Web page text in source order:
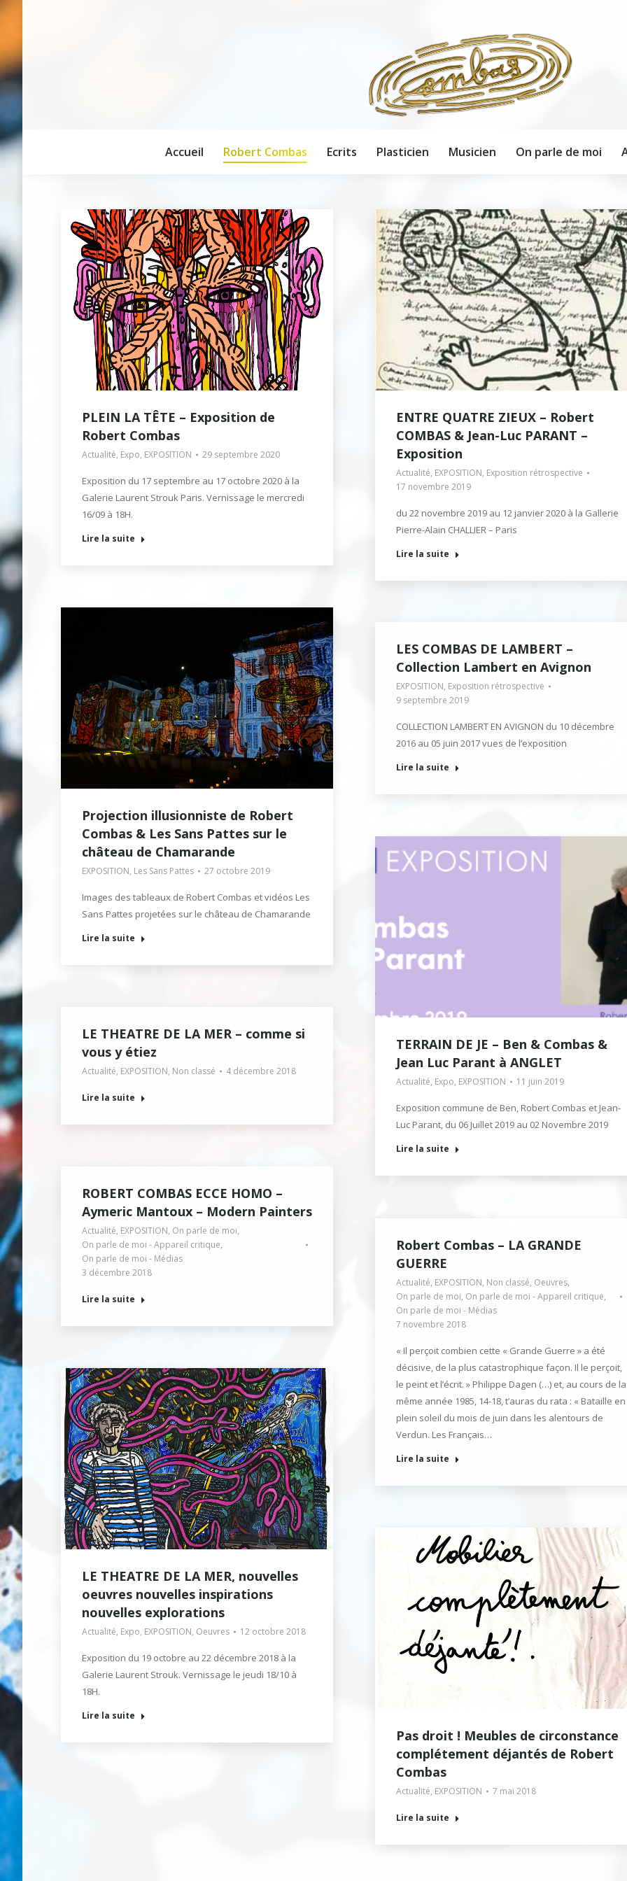
Accueil Robert Combas Ecrits Plasticien Musicien On parle de moi
PLEIN LA TÊTE – Exposition de
Robert Combas
Actualité, Expo, EXPOSITION 29 septembre 2020
Exposition du 17 septembre au 17 octobre 2020 à la
Galerie Laurent Strouk Paris. Vernissage le mercredi
16/09 à 18H.
Lire la suite
ENTRE QUATRE ZIEUX – Robert
COMBAS & Jean-Luc PARANT –
Exposition
Actualité, EXPOSITION, Exposition rétrospective
17 novembre 2019
du 22 novembre 2019 au 12 janvier 2020 à la Gallerie
Pierre-Alain CHALLIER – Paris
Lire la suite
Projection illusionniste de Robert
Combas & Les Sans Pattes sur le
château de Chamarande
EXPOSITION, Les Sans Pattes 27 octobre 2019
Images des tableaux de Robert Combas et vidéos Les
Sans Pattes projetées sur le château de Chamarande
Lire la suite
LES COMBAS DE LAMBERT –
Collection Lambert en Avignon
EXPOSITION, Exposition rétrospective
9 septembre 2019
COLLECTION LAMBERT EN AVIGNON du 10 décembre
2016 au 05 juin 2017 vues de l’exposition
Lire la suite
TERRAIN DE JE – Ben & Combas &
Jean Luc Parant à ANGLET
Actualité, Expo, EXPOSITION 11 juin 2019
Exposition commune de Ben, Robert Combas et Jean-
Luc Parant, du 06 Juillet 2019 au 02 Novembre 2019
Lire la suite
LE THEATRE DE LA MER – comme si
vous y étiez
Actualité, EXPOSITION, Non classé 4 décembre 2018
Lire la suite
ROBERT COMBAS ECCE HOMO –
Aymeric Mantoux – Modern Painters
Actualité, EXPOSITION, On parle de moi,
On parle de moi - Appareil critique,
On parle de moi - Médias
3 décembre 2018
Lire la suite
Robert Combas – LA GRANDE
GUERRE
Actualité, EXPOSITION, Non classé, Oeuvres,
On parle de moi, On parle de moi - Appareil critique,
On parle de moi - Médias
7 novembre 2018
« Il perçoit combien cette « Grande Guerre » a été
décisive, de la plus catastrophique façon. Il le perçoit,
le peint et l’écrit. » Philippe Dagen (…) et, au cours de la
même année 1985, 14-18, t’auras du rata : « Bataille en
plein soleil du mois de juin dans les alentours de
Verdun. Les Français…
Lire la suite
LE THEATRE DE LA MER, nouvelles
oeuvres nouvelles inspirations
nouvelles explorations
Actualité, Expo, EXPOSITION, Oeuvres 12 octobre 2018
Exposition du 19 octobre au 22 décembre 2018 à la
Galerie Laurent Strouk. Vernissage le jeudi 18/10 à
18H.
Lire la suite
Pas droit ! Meubles de circonstance
complétement déjantés de Robert
Combas
Actualité, EXPOSITION 7 mai 2018
Lire la suite